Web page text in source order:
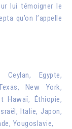
lui témoigner le
qu’on l’appelle
Ceylan, Egypte,
New York,
Hawaï, Éthiopie,
Italie, Japon,
Yougoslavie,